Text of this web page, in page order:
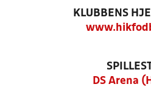
KLUBBENS
DS Arena